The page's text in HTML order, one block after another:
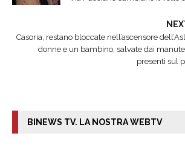
Casoria, restano bloccate nell’ascensore
donne e un bambino, salvate dai
presenti sul
BINEWS TV. LA NOSTRA WEBTV